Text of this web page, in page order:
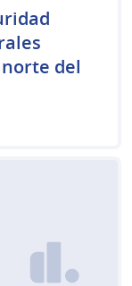
del